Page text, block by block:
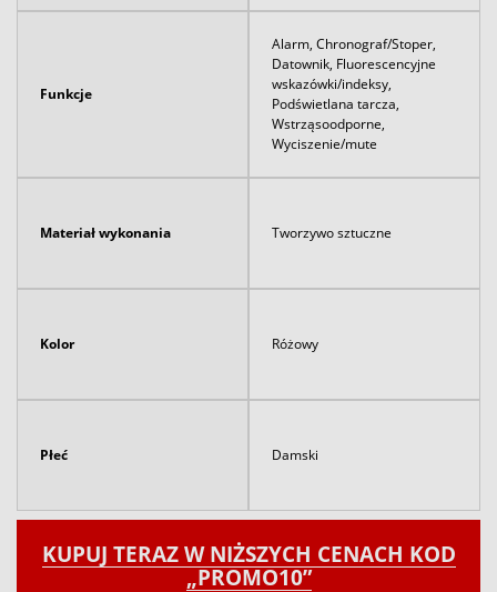
Funkcje
Alarm, Chronograf/Stoper,
Datownik, Fluorescencyjne
wskazówki/indeksy,
Podświetlana tarcza,
Wstrząsoodporne,
Wyciszenie/mute
Materiał wykonania Tworzywo sztuczne
Kolor Różowy
Płeć Damski
KUPUJ TERAZ W NIŻSZYCH CENACH KOD
„PROMO10”